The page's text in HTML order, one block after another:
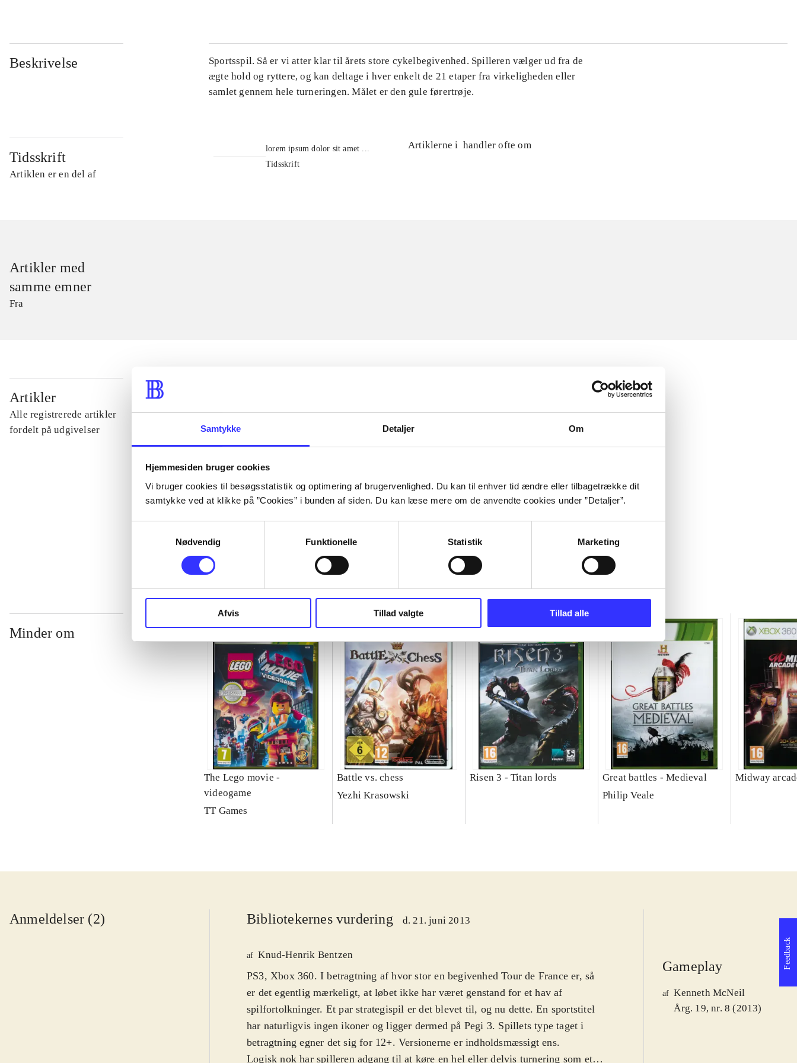
Samtykke Detaljer Om
Hjemmesiden bruger cookies
Vi bruger cookies til besøgsstatistik og optimering af brugervenlighed. Du kan til enhver tid ændre eller tilbagetrække dit
samtykke ved at klikke på ”Cookies” i bunden af siden. Du kan læse mere om de anvendte cookies under ”Detaljer”.
Nødvendig
Funktionelle Statistik Marketing
Afvis Tillad valgte Tillad alle
Beskrivelse
Sportsspil. Så er vi atter klar til årets store cykelbegivenhed. Spilleren vælger ud fra de
ægte hold og ryttere, og kan deltage i hver enkelt de 21 etaper fra virkeligheden eller
samlet gennem hele turneringen. Målet er den gule førertrøje.
Tidsskrift
Artiklen er en del af
lorem ipsum dolor sit amet ...
Tidsskrift
Artiklerne i handler ofte om
Artikler med
samme emner
Fra
Artikler
Alle registrerede artikler
fordelt på udgivelser
...
...
...
...
Minder om
The Lego movie -
videogame
TT Games
Battle vs. chess
Yezhi Krasowski
Risen 3 - Titan lords
Great battles - Medieval
Philip Veale
Midway
Anmeldelser (2) Bibliotekernes vurdering d. 21. juni 2013
af Knud-Henrik Bentzen
PS3, Xbox 360. I betragtning af hvor stor en begivenhed Tour de France er, så
er det egentlig mærkeligt, at løbet ikke har været genstand for et hav af
spilfortolkninger. Et par strategispil er det blevet til, og nu dette. En sportstitel
har naturligvis ingen ikoner og ligger dermed på Pegi 3. Spillets type taget i
betragtning egner det sig for 12+. Versionerne er indholdsmæssigt ens.
Logisk nok har spilleren adgang til at køre en hel eller delvis turnering som et
Gameplay
af Kenneth McNeil
Årg. 19, nr. 8 (2013)
Feedback